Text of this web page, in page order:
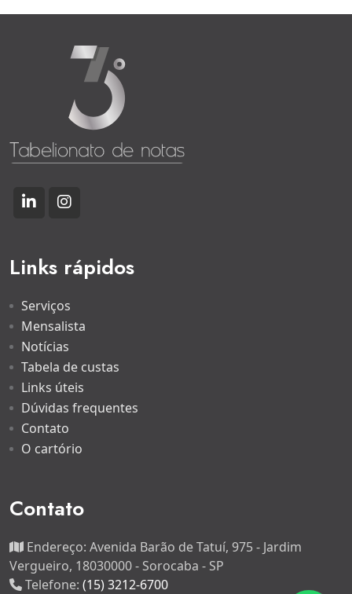
Links rápidos
Serviços
Mensalista
Notícias
Tabela de custas
Links úteis
Dúvidas frequentes
Contato
O cartório
Contato
Endereço: Avenida Barão de Tatuí, 975 - Jardim
Vergueiro, 18030000 - Sorocaba - SP
Telefone: (15) 3212-6700